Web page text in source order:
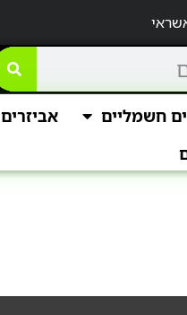
חשמליים אביזרים